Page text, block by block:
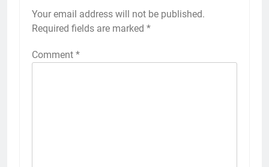
Your email address will not be published.
Required fields are marked *
Comment *